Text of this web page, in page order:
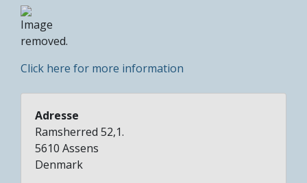
Click here for more information
Adresse
Ramsherred 52,1.
5610 Assens
Denmark